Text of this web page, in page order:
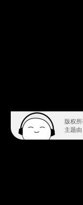
版权
主题由